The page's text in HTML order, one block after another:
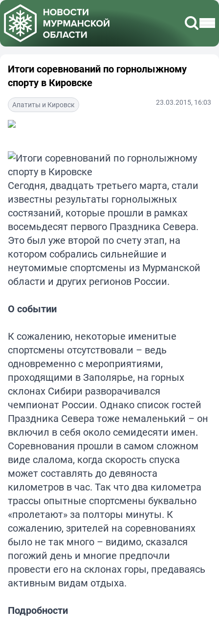
Итоги соревнований по горнолыжному
спорту в Кировске
Апатиты и Кировск 23.03.2015, 16:03
Сегодня, двадцать третьего марта, стали
известны результаты горнолыжных
состязаний, которые прошли в рамках
восемьдесят первого Праздника Севера.
Это был уже второй по счету этап, на
котором собрались сильнейшие и
неутомимые спортсмены из Мурманской
области и других регионов России.
О событии
К сожалению, некоторые именитые
спортсмены отсутствовали – ведь
одновременно с мероприятиями,
проходящими в Заполярье, на горных
склонах Сибири разворачивался
чемпионат России. Однако список гостей
Праздника Севера тоже немаленький – он
включил в себя около семидесяти имен.
Соревнования прошли в самом сложном
виде слалома, когда скорость спуска
может составлять до девяноста
километров в час. Так что два километра
трассы опытные спортсмены буквально
«пролетают» за полторы минуты. К
сожалению, зрителей на соревнованиях
было не так много – видимо, сказался
погожий день и многие предпочли
провести его на склонах горы, предаваясь
активным видам отдыха.
Подробности